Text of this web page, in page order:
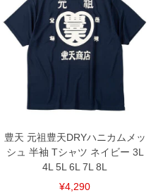
豊天 元祖豊天DRYハニカムメッ
シュ 半袖 Tシャツ ネイビー 3L
4L 5L 6L 7L 8L
¥4,290